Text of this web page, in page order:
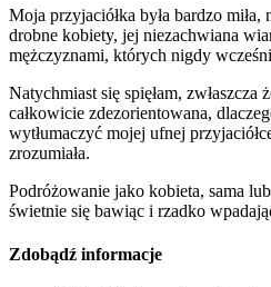
Moja przyjaciółka była bardzo
drobne kobiety, jej niezachwiana
mężczyznami, których nigdy
Natychmiast się spięłam,
całkowicie zdezorientowana,
wytłumaczyć mojej ufnej
zrozumiała.
Podróżowanie jako kobieta, sama
świetnie się bawiąc i rzadko
Zdobądź informacje